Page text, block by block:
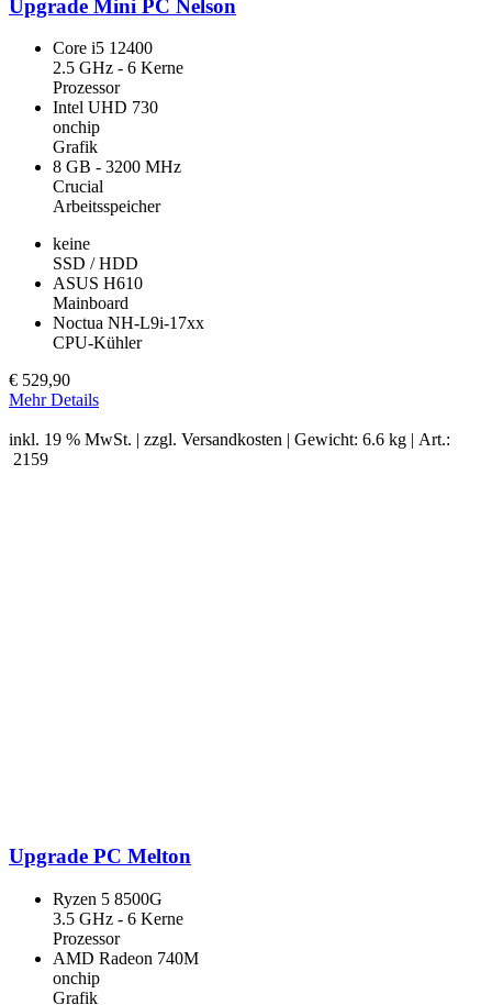
Upgrade Mini PC Nelson
Core i5 12400
2.5 GHz - 6 Kerne
Prozessor
Intel UHD 730
onchip
Grafik
8 GB - 3200 MHz
Crucial
Arbeitsspeicher
keine
SSD / HDD
ASUS H610
Mainboard
Noctua NH-L9i-17xx
CPU-Kühler
€ 529,90
Mehr Details
inkl. 19 % MwSt. | zzgl. Versandkosten | Gewicht: 6.6 kg | Art.:
2159
Upgrade PC Melton
Ryzen 5 8500G
3.5 GHz - 6 Kerne
Prozessor
AMD Radeon 740M
onchip
Grafik